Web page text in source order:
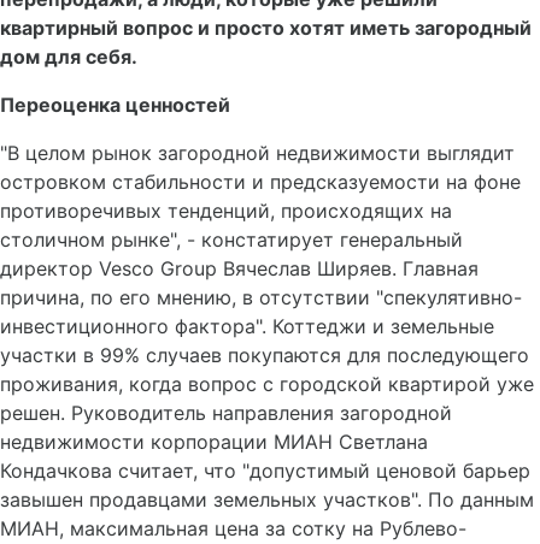
квартирный вопрос и просто хотят иметь загородный
дом для себя.
Переоценка ценностей
"В целом рынок загородной недвижимости выглядит
островком стабильности и предсказуемости на фоне
противоречивых тенденций, происходящих на
столичном рынке", - констатирует генеральный
директор Vesco Group Вячеслав Ширяев. Главная
причина, по его мнению, в отсутствии "спекулятивно-
инвестиционного фактора". Коттеджи и земельные
участки в 99% случаев покупаются для последующего
проживания, когда вопрос с городской квартирой уже
решен. Руководитель направления загородной
недвижимости корпорации МИАН Светлана
Кондачкова считает, что "допустимый ценовой барьер
завышен продавцами земельных участков". По данным
МИАН, максимальная цена за сотку на Рублево-